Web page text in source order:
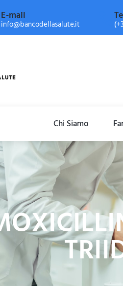
E-mail
info@bancodellasalute.it
Chi Siamo